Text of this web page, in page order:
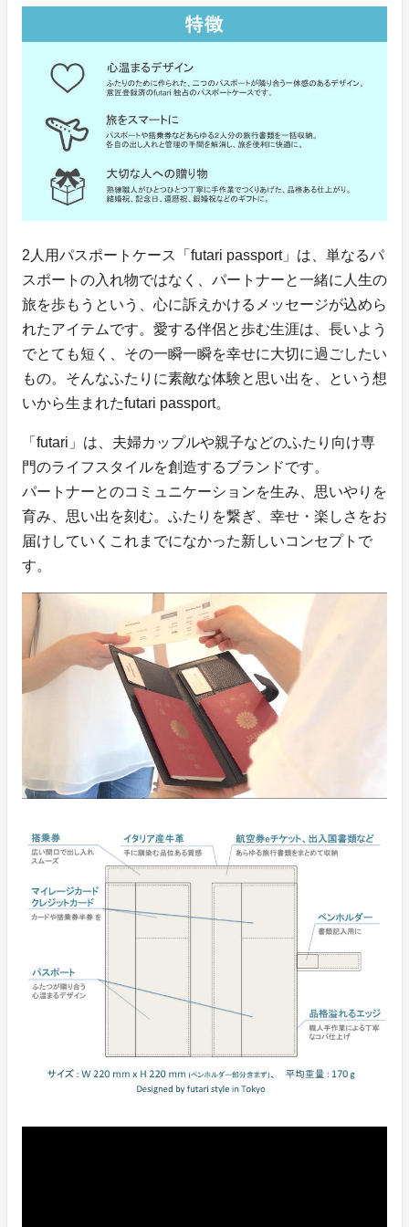
2人用パスポートケース「futari passport」は、単なるパ
スポートの入れ物ではなく、パートナーと一緒に人生の
旅を歩もうという、心に訴えかけるメッセージが込めら
れたアイテムです。愛する伴侶と歩む生涯は、長いよう
でとても短く、その一瞬一瞬を幸せに大切に過ごしたい
もの。そんなふたりに素敵な体験と思い出を、という想
いから生まれたfutari passport。
「futari」は、夫婦カップルや親子などのふたり向け専
門のライフスタイルを創造するブランドです。
パートナーとのコミュニケーションを生み、思いやりを
育み、思い出を刻む。ふたりを繋ぎ、幸せ・楽しさをお
届けしていくこれまでになかった新しいコンセプトで
す。